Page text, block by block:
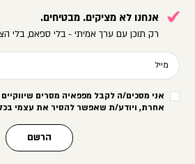
אנחנו לא מציקים. מבטיחים.
רק תוכן עם ערך אמיתי - בלי ספאם, בלי
מייל
אני מסכים/ה לקבל מפפאיה מסרים
אחרת, ויודע/ת שאפשר להסיר את עצמי
הרשם